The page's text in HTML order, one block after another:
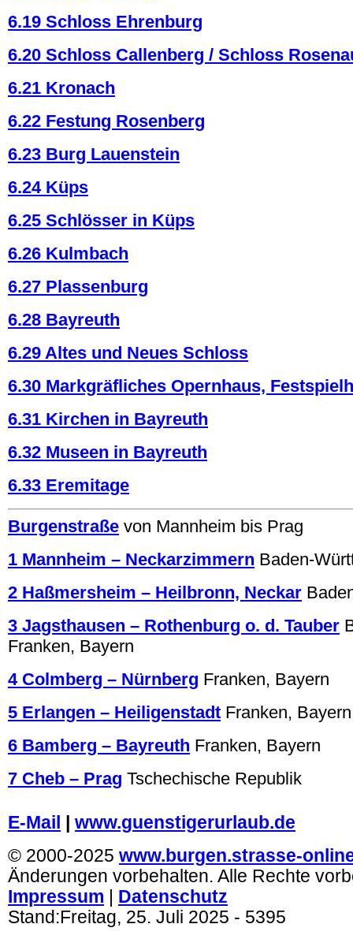
6.19 Schloss Ehrenburg
6.20 Schloss Callenberg / Schloss
6.21 Kronach
6.22 Festung Rosenberg
6.23 Burg Lauenstein
6.24 Küps
6.25 Schlösser in Küps
6.26 Kulmbach
6.27 Plassenburg
6.28 Bayreuth
6.29 Altes und Neues Schloss
6.30 Markgräfliches Opernhaus,
6.31 Kirchen in Bayreuth
6.32 Museen in Bayreuth
6.33 Eremitage
Burgenstraße von Mannheim bis Prag
1 Mannheim – Neckarzimmern Baden-
2 Haßmersheim – Heilbronn, Neckar
3 Jagsthausen – Rothenburg o. d. Tauber
Franken, Bayern
4 Colmberg – Nürnberg Franken, Bayern
5 Erlangen – Heiligenstadt Franken, Bayern
6 Bamberg – Bayreuth Franken, Bayern
7 Cheb – Prag Tschechische Republik
E-Mail
www.guenstigerurlaub.de
© 2000-2025 www.burgen.strasse-
Änderungen vorbehalten. Alle Rechte
Impressum
Datenschutz
Stand:Freitag, 25. Juli 2025 - 5395